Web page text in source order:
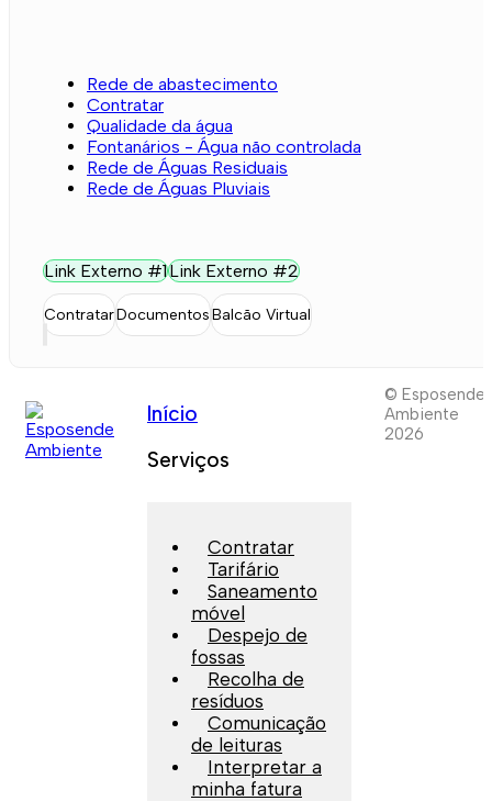
Rede de abastecimento
Contratar
Qualidade da água
Fontanários - Água não controlada
Rede de Águas Residuais
Rede de Águas Pluviais
Link Externo #1Link Externo #2
ContratarDocumentosBalcão Virtual
Início
Serviços
Contratar
Tarifário
Saneamento
móvel
Despejo de
fossas
Recolha de
resíduos
Comunicação
de leituras
Interpretar a
minha fatura
© Esposende
Ambiente
2026